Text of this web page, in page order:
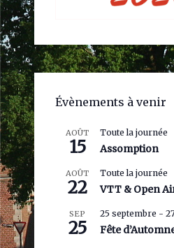
Évènements à venir
AOÛT
15
Toute la journée
Assomption
AOÛT
22
Toute la journée
VTT & Open
SEP
25
25 septembre -
Fête